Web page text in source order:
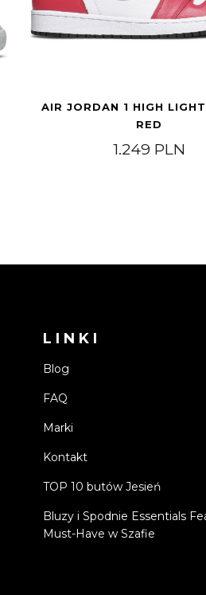
AIR JORDAN 1 HIGH
RED
1.249 PLN
LINKI
Blog
FAQ
Marki
Kontakt
TOP 10 butów Jesień
Bluzy i Spodnie Essentials
Must-Have w Szafie